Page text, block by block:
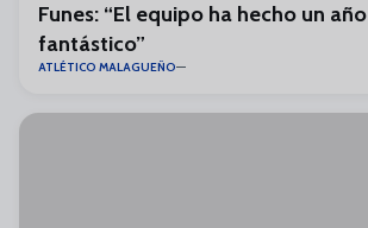
Funes: “El equipo ha hecho un año
fantástico”
ATLÉTICO MALAGUEÑO